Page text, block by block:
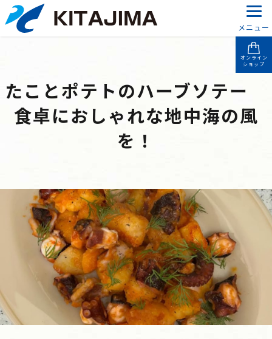
メニュー
オンライン
ショップ
たことポテトのハーブソテー
食卓におしゃれな地中海の風
を！